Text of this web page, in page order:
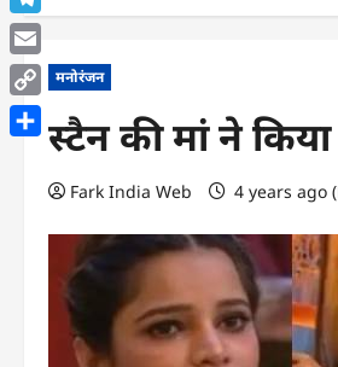
मनोरंजन
स्टैन की मां ने
Fark India Web 4 years ago
Telegram
Email
Copy
Link
Share